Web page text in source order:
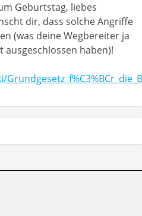
Geburtstag, liebes
dir, dass solche Angriffe
(was deine Wegbereiter ja
haben)!